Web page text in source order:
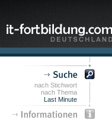
nach Stichwort
nach Thema
Last Minute